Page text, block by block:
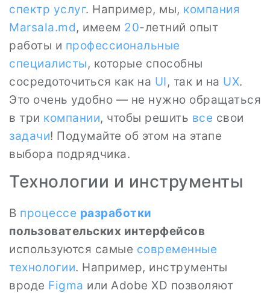
спектр услуг. Например, мы, компания
Marsala.md, имеем 20-летний опыт
работы и профессиональные
специалисты, которые способны
сосредоточиться как на UI, так и на UX.
Это очень удобно — не нужно обращаться
в три компании, чтобы решить все свои
задачи! Подумайте об этом на этапе
выбора подрядчика.
Технологии и инструменты
В процессе разработки
пользовательских интерфейсов
используются самые современные
технологии. Например, инструменты
вроде Figma или Adobe XD позволяют